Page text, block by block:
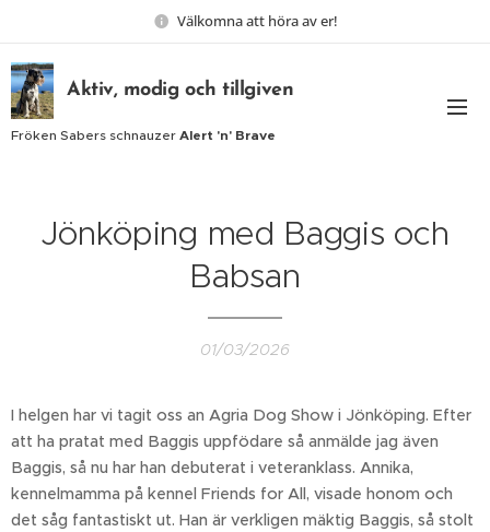
Välkomna att höra av er!
Aktiv, modig och tillgiven
Fröken Sabers schnauzer Alert 'n' Brave
Jönköping med Baggis och
Babsan
01/03/2026
I helgen har vi tagit oss an Agria Dog Show i Jönköping. Efter
att ha pratat med Baggis uppfödare så anmälde jag även
Baggis, så nu har han debuterat i veteranklass. Annika,
kennelmamma på kennel Friends for All, visade honom och
det såg fantastiskt ut. Han är verkligen mäktig Baggis, så stolt